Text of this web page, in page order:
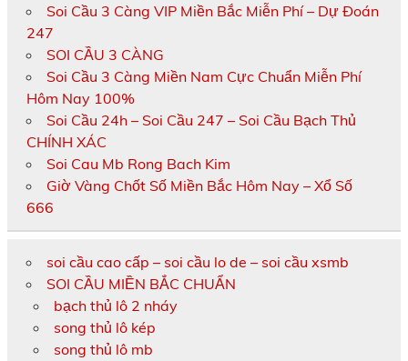
Soi Cầu 3 Càng VIP Miền Bắc Miễn Phí – Dự Đoán
247
SOI CẦU 3 CÀNG
Soi Cầu 3 Càng Miền Nam Cực Chuẩn Miễn Phí
Hôm Nay 100%
Soi Cầu 24h – Soi Cầu 247 – Soi Cầu Bạch Thủ
CHÍNH XÁC
Soi Cau Mb Rong Bach Kim
Giờ Vàng Chốt Số Miền Bắc Hôm Nay – Xổ Số
666
soi cầu cao cấp – soi cầu lo de – soi cầu xsmb
SOI CẦU MIỀN BẮC CHUẨN
bạch thủ lô 2 nháy
song thủ lô kép
song thủ lô mb